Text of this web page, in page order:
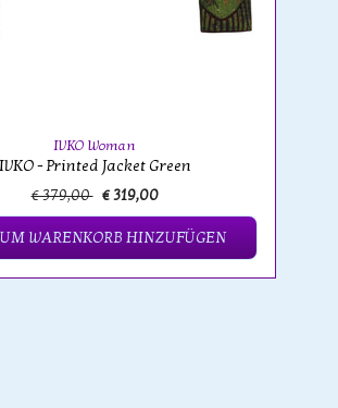
IVKO Woman
IVKO - Printed Jacket Green
€ 379,00 € 319,00
WARENKORB HINZUFÜGEN